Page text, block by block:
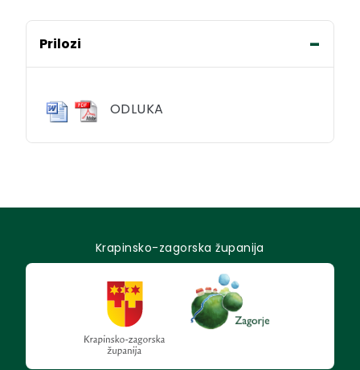
Prilozi
ODLUKA
Krapinsko-zagorska županija